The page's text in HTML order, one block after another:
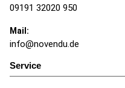
09191 32020 950
Mail:
info@novendu.de
Service